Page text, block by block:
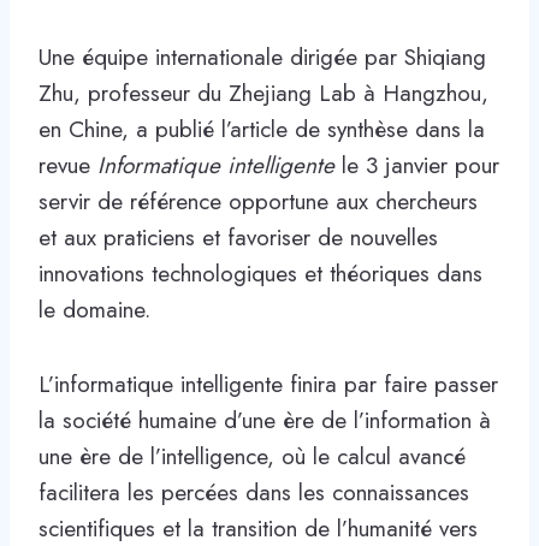
Une équipe internationale dirigée par Shiqiang
Zhu, professeur du Zhejiang Lab à Hangzhou,
en Chine, a publié l’article de synthèse dans la
revue Informatique intelligentele 3 janvier pour
servir de référence opportune aux chercheurs
et aux praticiens et favoriser de nouvelles
innovations technologiques et théoriques dans
le domaine.
L’informatique intelligente finira par faire passer
la société humaine d’une ère de l’information à
une ère de l’intelligence, où le calcul avancé
facilitera les percées dans les connaissances
scientifiques et la transition de l’humanité vers